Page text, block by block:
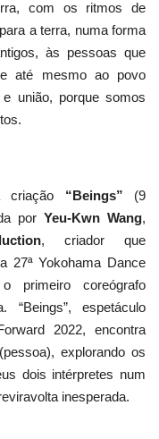
com os ritmos de
a terra, numa forma
às pessoas que
até mesmo ao povo
união, porque somos
criação “Beings” (9
por Yeu-Kwn Wang,
, criador que
27ª Yokohama Dance
primeiro coreógrafo
espetáculo
2022, encontra
explorando os
dois intérpretes num
inesperada.